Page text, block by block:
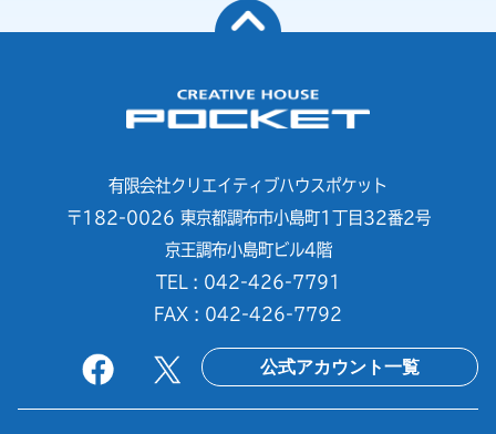
有限会社クリエイティブハウスポケット
〒182-0026 東京都調布市小島町1丁目32番2号
京王調布小島町ビル4階
TEL : 042-426-7791
FAX : 042-426-7792
公式アカウント一覧